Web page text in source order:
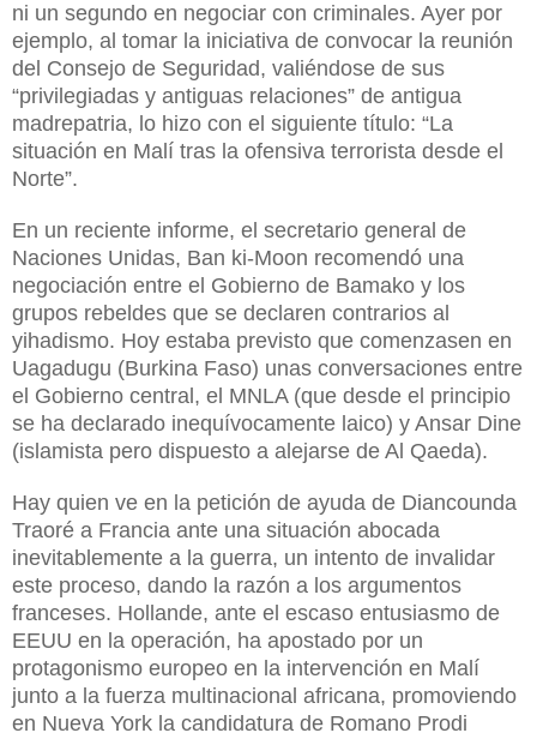
ni un segundo en negociar con criminales. Ayer por
ejemplo, al tomar la iniciativa de convocar la reunión
del Consejo de Seguridad, valiéndose de sus
“privilegiadas y antiguas relaciones” de antigua
madrepatria, lo hizo con el siguiente título: “La
situación en Malí tras la ofensiva terrorista desde el
Norte”.
En un reciente informe, el secretario general de
Naciones Unidas, Ban ki-Moon recomendó una
negociación entre el Gobierno de Bamako y los
grupos rebeldes que se declaren contrarios al
yihadismo. Hoy estaba previsto que comenzasen en
Uagadugu (Burkina Faso) unas conversaciones entre
el Gobierno central, el MNLA (que desde el principio
se ha declarado inequívocamente laico) y Ansar Dine
(islamista pero dispuesto a alejarse de Al Qaeda).
Hay quien ve en la petición de ayuda de Diancounda
Traoré a Francia ante una situación abocada
inevitablemente a la guerra, un intento de invalidar
este proceso, dando la razón a los argumentos
franceses. Hollande, ante el escaso entusiasmo de
EEUU en la operación, ha apostado por un
protagonismo europeo en la intervención en Malí
junto a la fuerza multinacional africana, promoviendo
en Nueva York la candidatura de Romano Prodi